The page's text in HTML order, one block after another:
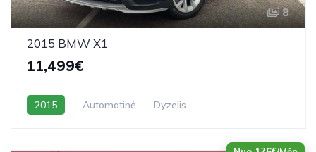
8
2015 BMW X1
11,499€
2015 Automatinė Dyzelis